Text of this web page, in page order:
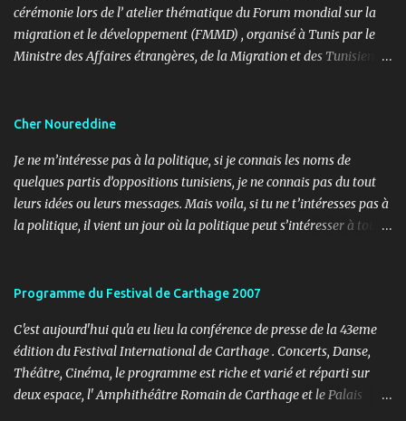
cérémonie lors de l’ atelier thématique du Forum mondial sur la
migration et le développement (FMMD) , organisé à Tunis par le
Ministre des Affaires étrangères, de la Migration et des Tunisiens à
niveau a rassemblé des diplomates, des experts de la diaspora, des
civile autour d’un objectif commun : renforcer le rôle stratégique
de la diaspora dans le développement durable, l’investissement et
la coopération internationale. 🎤 Mon rôle : donner le rythme,
porter la voix du dialogue En tant que maître de cérémonie, mon
moments d’ouverture, d’échanges et de clôture. Ce fut une expéri...
Cher Noureddine
Je ne m’intéresse pas à la politique, si je connais les noms de
quelques partis d’oppositions tunisiens, je ne connais pas du tout
leurs idées ou leurs messages. Mais voila, si tu ne t’intéresses pas à
la politique, il vient un jour où la politique peut s’intéresser à toi…
Ouatane ». Après informations, il s’agit de l’organe officiel d’un
non pas de l’article, mais du sujet (3 pages), c’est les adorateurs de
Satan en Tunisie. Noureddine Mbarki a réalisé une enquête sur le
terrain pour essayer de comprendre l’imaginaire de ces jeunes,
tout de noirs habillés. Au programme, tour de salons de thés,
Programme du Festival de Carthage 2007
C'est aujourd'hui qu'a eu lieu la conférence de presse de la 43eme
édition du Festival International de Carthage . Concerts, Danse,
Théâtre, Cinéma, le programme est riche et varié et réparti sur
deux espace, l' Amphithéâtre Romain de Carthage et le Palais